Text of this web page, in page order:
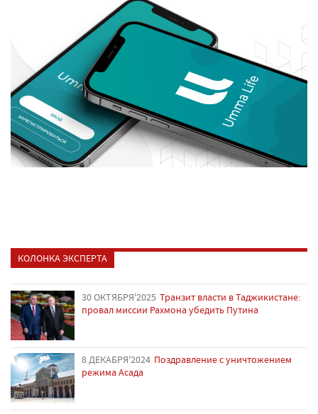
КОЛОНКА ЭКСПЕРТА
30 ОКТЯБРЯ'2025 Транзит власти в Таджикистане:
провал миссии Рахмона убедить Путина
8 ДЕКАБРЯ'2024 Поздравление с уничтожением
режима Асада